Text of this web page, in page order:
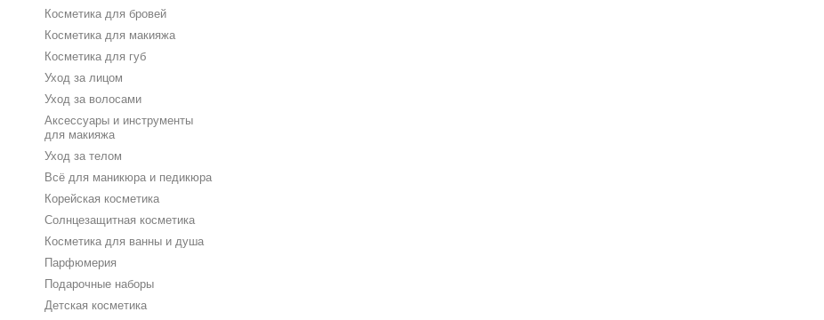
Косметика для бровей
Косметика для макияжа
Косметика для губ
Уход за лицом
Уход за волосами
Аксессуары и инструменты
для макияжа
Уход за телом
Всё для маникюра и педикюра
Корейская косметика
Солнцезащитная косметика
Косметика для ванны и душа
Парфюмерия
Подарочные наборы
Детская косметика